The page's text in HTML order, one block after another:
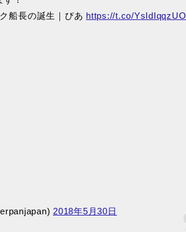
船長の誕生｜ぴあ https://t.co/YsIdIqqzUO
2018年5月30日